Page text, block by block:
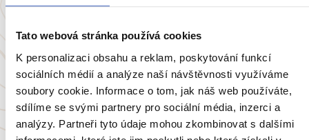
Tato webová stránka používá cookies
K personalizaci obsahu a reklam, poskytování funkcí
sociálních médií a analýze naší návštěvnosti využíváme
soubory cookie. Informace o tom, jak náš web používáte,
sdílíme se svými partnery pro sociální média, inzerci a
analýzy. Partneři tyto údaje mohou zkombinovat s dalšími
muzei... aneb Kolik máte času?
5521 přečtení
Zobrazit všechny články o Francie